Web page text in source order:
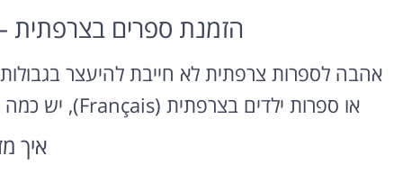
הזמנת ספרים בצרפתית –
אהבה לספרות צרפתית לא חייבת להיעצר
או ספרות ילדים בצרפתית (Français), יש כמה דרכים נוחות להשיג בדיוק את מה שאתם רוצים.
איך